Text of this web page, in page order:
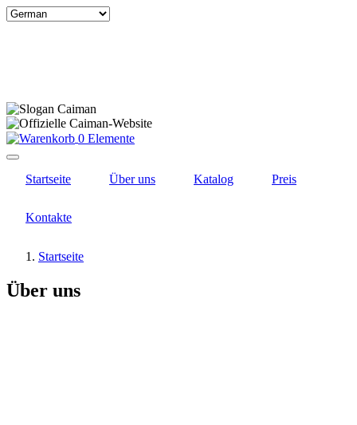
Select
0 Elemente
Startseite Über uns Katalog Preis
Kontakte
Startseite
Über uns